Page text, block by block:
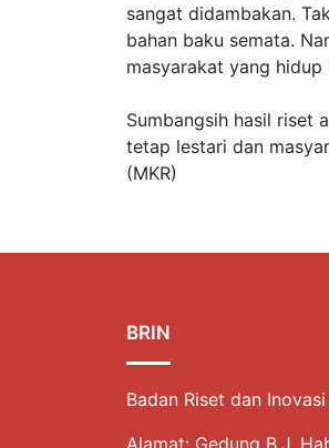
sangat didambakan.
bahan baku semata.
masyarakat yang
Sumbangsih hasil riset
tetap lestari dan
(MKR)
BRIN
Badan Riset dan
Alamat: Gedung B.J.